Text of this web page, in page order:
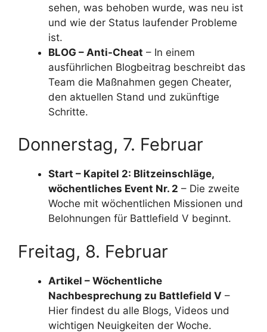
sehen, was behoben wurde, was neu ist
und wie der Status laufender Probleme
ist.
BLOG – Anti-Cheat – In einem
ausführlichen Blogbeitrag beschreibt das
Team die Maßnahmen gegen Cheater,
den aktuellen Stand und zukünftige
Schritte.
Donnerstag, 7. Februar
Start – Kapitel 2: Blitzeinschläge,
wöchentliches Event Nr. 2 – Die zweite
Woche mit wöchentlichen Missionen und
Belohnungen für Battlefield V beginnt.
Freitag, 8. Februar
Artikel – Wöchentliche
Nachbesprechung zu Battlefield V –
Hier findest du alle Blogs, Videos und
wichtigen Neuigkeiten der Woche.